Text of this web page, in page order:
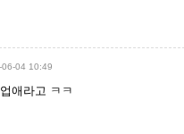
06-04 10:49
애라고 ㅋㅋ